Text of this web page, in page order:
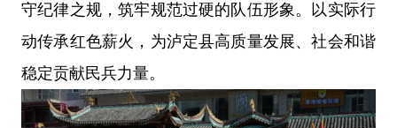
守纪律之规，筑牢规范过硬的队伍形象。以实际行
动传承红色薪火，为泸定县高质量发展、社会和谐
稳定贡献民兵力量。